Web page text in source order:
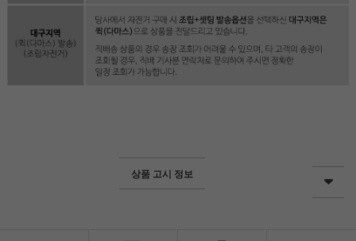
상품 고시 정보